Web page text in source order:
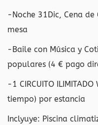
-Noche 31Dic, Cena
mesa
-Baile con Música y
populares (4 € pago
-1 CIRCUITO
tiempo) por estancia
Inclyuye: Piscina